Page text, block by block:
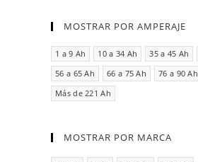
MOSTRAR POR AMPERAJE
1 a 9 Ah 10 a 34 Ah 35 a 45 Ah
56 a 65 Ah
66 a 75 Ah 76 a 90 Ah
Más de 221 Ah
MOSTRAR POR MARCA